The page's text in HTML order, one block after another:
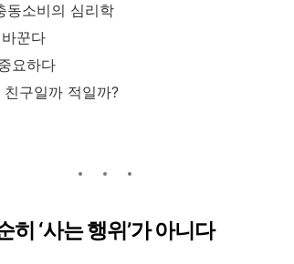
동소비의 심리학
꾼다
요하다
구일까 적일까?
히 ‘사는 행위’가 아니다